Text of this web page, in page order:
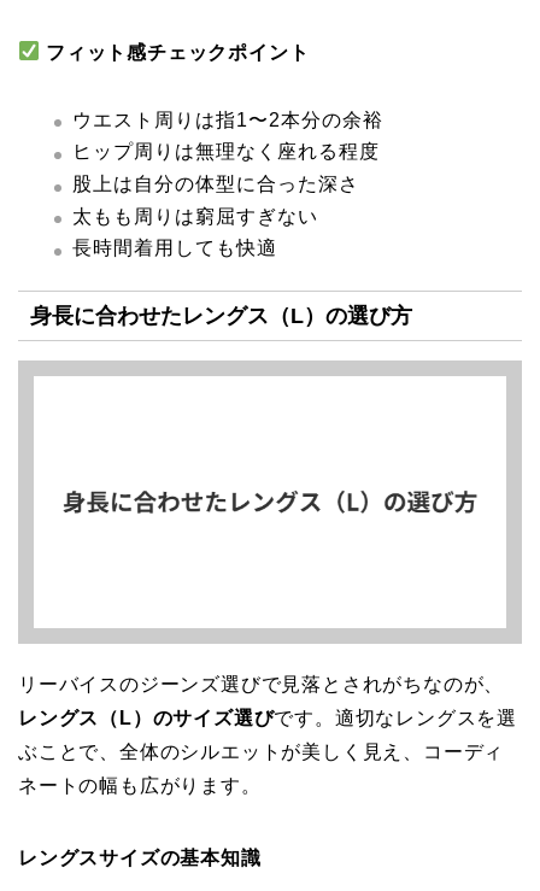
フィット感チェックポイント
ウエスト周りは指1〜2本分の余裕
ヒップ周りは無理なく座れる程度
股上は自分の体型に合った深さ
太もも周りは窮屈すぎない
長時間着用しても快適
身長に合わせたレングス（L）の選び方
リーバイスのジーンズ選びで見落とされがちなのが、
レングス（L）のサイズ選びです。適切なレングスを選
ぶことで、全体のシルエットが美しく見え、コーディ
ネートの幅も広がります。
レングスサイズの基本知識